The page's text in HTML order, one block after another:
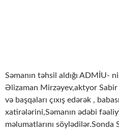
Səmanın təhsil aldığı ADMİU-
Əlizaman Mirzəyev,aktyor
və başqaları çıxış edərək ,
xatirələrini,Səmanın ədəbi
məlumatlarını söylədilər.Sonda